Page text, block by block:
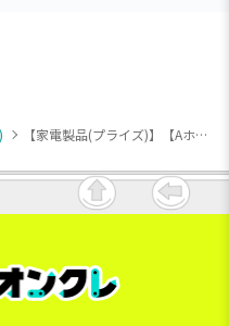
【家電製品(プライズ)】【Aホワイト】ワイヤレス充電 dental clean音波歯ブラシ